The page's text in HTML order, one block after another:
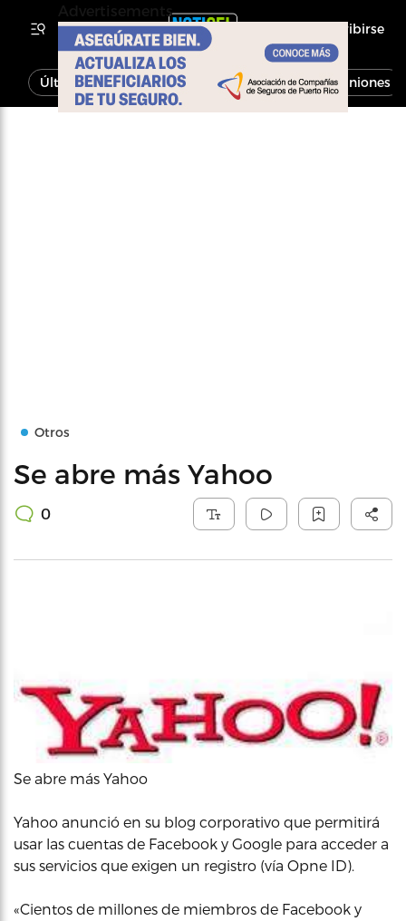
Inscribirse
Última Hora Noticias Economía Opiniones
Otros
Se abre más Yahoo
0
Se abre más Yahoo
Yahoo anunció en su blog corporativo que permitirá
usar las cuentas de Facebook y Google para acceder a
sus servicios que exigen un registro (vía Opne ID).
«Cientos de millones de miembros de Facebook y
Advertisements